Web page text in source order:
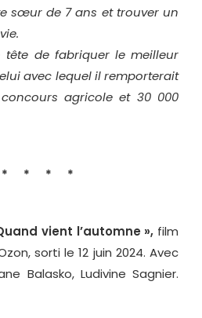
sœur de 7 ans et trouver un
de fabriquer le meilleur
avec lequel il remporterait
agricole et 30 000
* * *
vient l’automne », film
sorti le 12 juin 2024. Avec
Balasko, Ludivine Sagnier.